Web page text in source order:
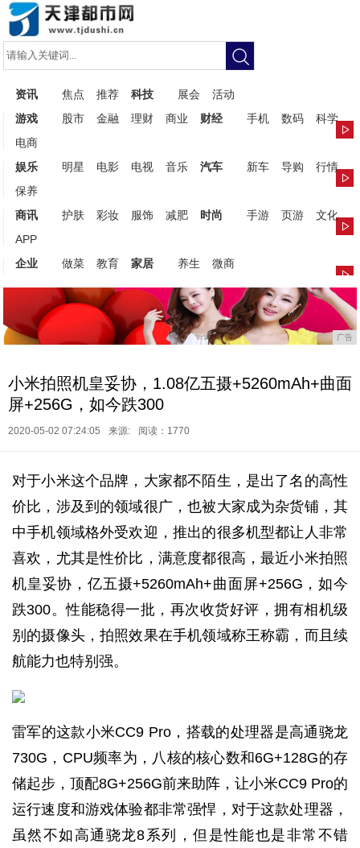
资讯 焦点 推荐 科技 展会
活动
游戏
股市 金融 理财 商业 财经 手机 数码
科学
电商
娱乐
明星 电影 电视 音乐 汽车 新车 导购
行情
保养
商讯
护肤 彩妆 服饰 减肥 时尚 手游 页游
文化
APP
企业
做菜 教育 家居 养生 微商
广告
小米拍照机皇妥协，1.08亿五摄+5260mAh+曲面
屏+256G，如今跌300
2020-05-02 07:24:05 来源: 阅读：1770
对于小米这个品牌，大家都不陌生，是出了名的高性
价比，涉及到的领域很广，也被大家成为杂货铺，其
中手机领域格外受欢迎，推出的很多机型都让人非常
喜欢，尤其是性价比，满意度都很高，最近小米拍照
机皇妥协，亿五摄+5260mAh+曲面屏+256G，如今
跌300。性能稳得一批，再次收货好评，拥有相机级
别的摄像头，拍照效果在手机领域称王称霸，而且续
航能力也特别强。
雷军的这款小米CC9 Pro，搭载的处理器是高通骁龙
730G，CPU频率为，八核的核心数和6G+128G的存
储起步，顶配8G+256G前来助阵，让小米CC9 Pro的
运行速度和游戏体验都非常强悍，对于这款处理器，
虽然不如高通骁龙8系列，但是性能也是非常不错